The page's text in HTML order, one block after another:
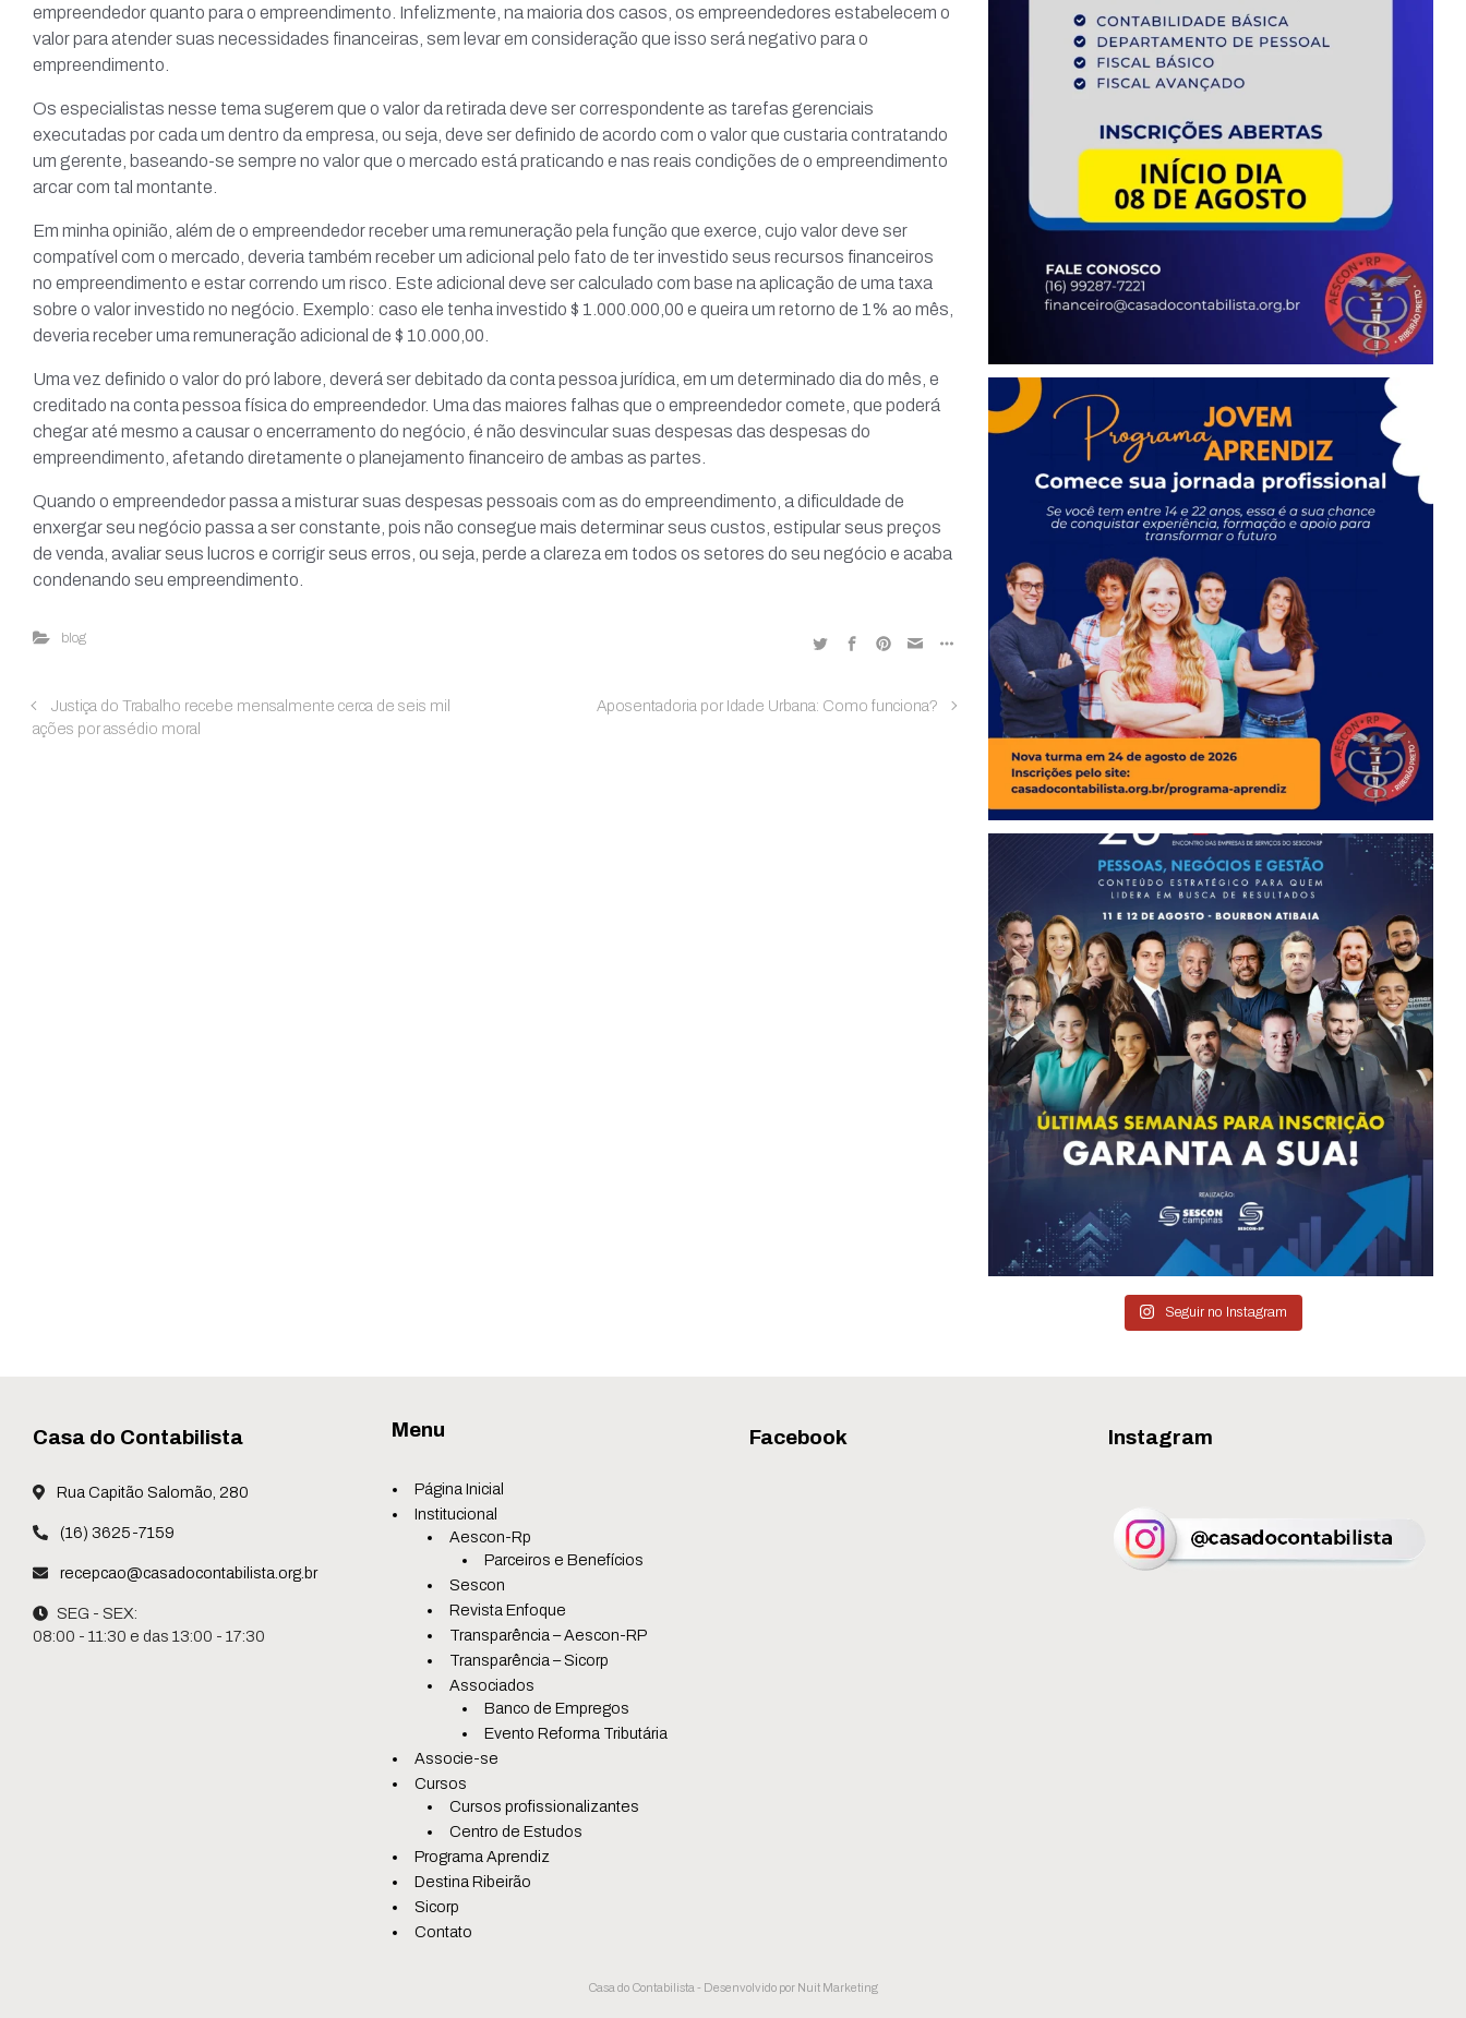
empreendedor quanto para o empreendimento. Infelizmente, na maioria dos casos, os empreendedores estabelecem o
valor para atender suas necessidades financeiras, sem levar em consideração que isso será negativo para o
empreendimento.
Os especialistas nesse tema sugerem que o valor da retirada deve ser correspondente as tarefas gerenciais
executadas por cada um dentro da empresa, ou seja, deve ser definido de acordo com o valor que custaria contratando
um gerente, baseando-se sempre no valor que o mercado está praticando e nas reais condições de o empreendimento
arcar com tal montante.
Em minha opinião, além de o empreendedor receber uma remuneração pela função que exerce, cujo valor deve ser
compatível com o mercado, deveria também receber um adicional pelo fato de ter investido seus recursos financeiros
no empreendimento e estar correndo um risco. Este adicional deve ser calculado com base na aplicação de uma taxa
sobre o valor investido no negócio. Exemplo: caso ele tenha investido $ 1.000.000,00 e queira um retorno de 1% ao mês,
deveria receber uma remuneração adicional de $ 10.000,00.
Uma vez definido o valor do pró labore, deverá ser debitado da conta pessoa jurídica, em um determinado dia do mês, e
creditado na conta pessoa física do empreendedor. Uma das maiores falhas que o empreendedor comete, que poderá
chegar até mesmo a causar o encerramento do negócio, é não desvincular suas despesas das despesas do
empreendimento, afetando diretamente o planejamento financeiro de ambas as partes.
Quando o empreendedor passa a misturar suas despesas pessoais com as do empreendimento, a dificuldade de
enxergar seu negócio passa a ser constante, pois não consegue mais determinar seus custos, estipular seus preços
de venda, avaliar seus lucros e corrigir seus erros, ou seja, perde a clareza em todos os setores do seu negócio e acaba
condenando seu empreendimento.
blog
Justiça do Trabalho recebe mensalmente cerca de seis mil
ações por assédio moral
Aposentadoria por Idade Urbana: Como funciona?
Seguir no Instagram
Casa do Contabilista
Rua Capitão Salomão, 280
(16) 3625-7159
recepcao@casadocontabilista.org.br
SEG - SEX:
08:00 - 11:30 e das 13:00 - 17:30
Menu
Página Inicial
Institucional
Aescon-Rp
Parceiros e Benefícios
Sescon
Revista Enfoque
Transparência – Aescon-RP
Transparência – Sicorp
Associados
Banco de Empregos
Evento Reforma Tributária
Associe-se
Cursos
Cursos profissionalizantes
Centro de Estudos
Programa Aprendiz
Destina Ribeirão
Sicorp
Contato
Facebook Instagram
Casa do Contabilista - Desenvolvido por Nuit Marketing